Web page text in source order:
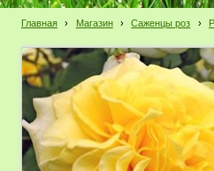
Главная › Магазин › Саженцы роз ›